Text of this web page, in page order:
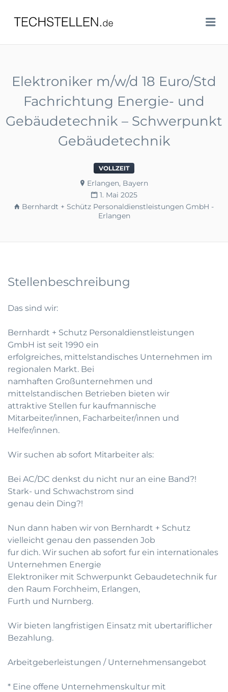
TECHSTELLEN.DE
Elektroniker m/w/d 18 Euro/Std
Fachrichtung Energie- und
Gebäudetechnik – Schwerpunkt
Gebäudetechnik
VOLLZEIT
Erlangen, Bayern
1. Mai 2025
Bernhardt + Schütz Personaldienstleistungen GmbH -
Erlangen
Stellenbeschreibung
Das sind wir:
Bernhardt + Schutz Personaldienstleistungen
GmbH ist seit 1990 ein
erfolgreiches, mittelstandisches Unternehmen im
regionalen Markt. Bei
namhaften Großunternehmen und
mittelstandischen Betrieben bieten wir
attraktive Stellen fur kaufmannische
Mitarbeiter/innen, Facharbeiter/innen und
Helfer/innen.
Wir suchen ab sofort Mitarbeiter als:
Bei AC/DC denkst du nicht nur an eine Band?!
Stark- und Schwachstrom sind
genau dein Ding?!
Nun dann haben wir von Bernhardt + Schutz
vielleicht genau den passenden Job
fur dich. Wir suchen ab sofort fur ein internationales
Unternehmen Energie
Elektroniker mit Schwerpunkt Gebaudetechnik fur
den Raum Forchheim, Erlangen,
Furth und Nurnberg.
Wir bieten langfristigen Einsatz mit ubertariflicher
Bezahlung.
Arbeitgeberleistungen / Unternehmensangebot
* Eine offene Unternehmenskultur mit